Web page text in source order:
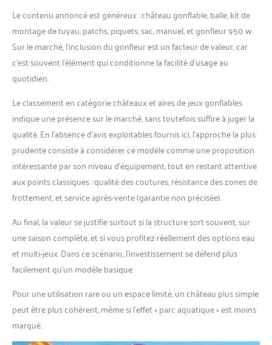
Le contenu annoncé est généreux : château gonflable, balle, kit de
montage de tuyau, patchs, piquets, sac, manuel, et gonfleur 950 w.
Sur le marché, l’inclusion du gonfleur est un facteur de valeur, car
c’est souvent l’élément qui conditionne la facilité d’usage au
quotidien.
Le classement en catégorie châteaux et aires de jeux gonflables
indique une présence sur le marché, sans toutefois suffire à juger la
qualité. En l’absence d’avis exploitables fournis ici, l’approche la plus
prudente consiste à considérer ce modèle comme une proposition
intéressante par son niveau d’équipement, tout en restant attentive
aux points classiques : qualité des coutures, résistance des zones de
frottement, et service après-vente (garantie non précisée).
Au final, la valeur se justifie surtout si la structure sort souvent, sur
une saison complète, et si vous profitez réellement des options eau
et multi-jeux. Dans ce scénario, l’investissement se défend plus
facilement qu’un modèle basique.
Pour une utilisation rare ou un espace limité, un château plus simple
peut être plus cohérent, même si l’effet « parc aquatique » est moins
marqué.